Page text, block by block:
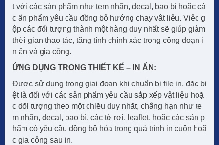
t với các sản phẩm như tem nhãn, decal, bao bì hoặc cá
c ấn phẩm yêu cầu đồng bộ hướng chạy vật liệu. Việc g
ộp các đối tượng thành một hàng duy nhất sẽ giúp giảm
thời gian thao tác, tăng tính chính xác trong công đoạn i
n ấn và gia công.
ỨNG DỤNG TRONG THIẾT KẾ – IN ẤN:
Được sử dụng trong giai đoạn khi chuẩn bị file in, đặc bi
ệt là đối với các sản phẩm yêu cầu sắp xếp vật liệu hoặ
c đối tượng theo một chiều duy nhất, chẳng hạn như te
m nhãn, decal, bao bì, các tờ rơi, leaflet, hoặc các sản p
hẩm có yêu cầu đồng bộ hóa trong quá trình in cuộn hoặ
c gia công sau in.